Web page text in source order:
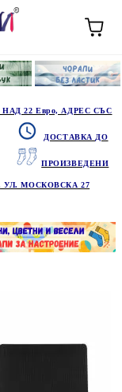
22 Евро, АДРЕС СЪС
ДОСТАВКА ДО
ПРОИЗВЕДЕНИ
МОСКОВСКА 27